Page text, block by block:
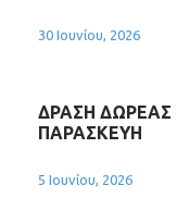
30 Ιουνίου, 2026
ΔΡΑΣΗ
ΠΑΡΑΣΚΕΥΗ
5 Ιουνίου, 2026